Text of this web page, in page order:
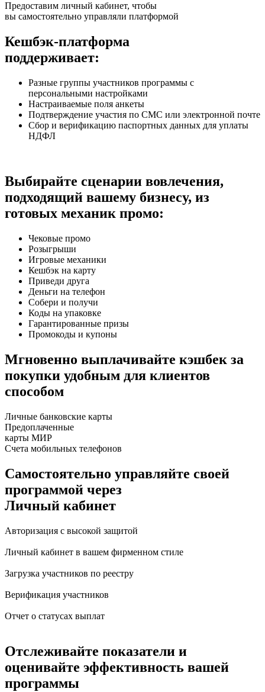
Предоставим личный кабинет, чтобы
вы самостоятельно управляли платформой
Кешбэк-платформа
поддерживает:
Разные группы участников программы с
персональными настройками
Настраиваемые поля анкеты
Подтверждение участия по СМС или электронной почте
Сбор и верификацию паспортных данных для уплаты
НДФЛ
Выбирайте сценарии вовлечения,
подходящий вашему бизнесу, из
готовых механик промо:
Чековые промо
Розыгрыши
Игровые механики
Кешбэк на карту
Приведи друга
Деньги на телефон
Собери и получи
Коды на упаковке
Гарантированные призы
Промокоды и купоны
Мгновенно выплачивайте кэшбек за
покупки удобным для клиентов
способом
Личные банковские карты
Предоплаченные
карты МИР
Счета мобильных телефонов
Самостоятельно управляйте своей
программой через
Личный кабинет
Авторизация с высокой защитой
Личный кабинет в вашем фирменном стиле
Загрузка участников по реестру
Верификация участников
Отчет о статусах выплат
Отслеживайте показатели и
оценивайте эффективность вашей
программы